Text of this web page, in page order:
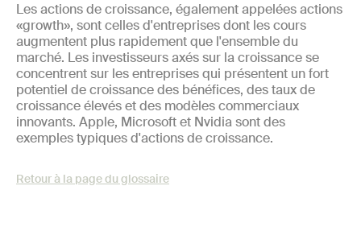
Les actions de croissance, également appelées actions
«growth», sont celles d'entreprises dont les cours
augmentent plus rapidement que l'ensemble du
marché. Les investisseurs axés sur la croissance se
concentrent sur les entreprises qui présentent un fort
potentiel de croissance des bénéfices, des taux de
croissance élevés et des modèles commerciaux
innovants. Apple, Microsoft et Nvidia sont des
exemples typiques d'actions de croissance.
Retour à la page du glossaire